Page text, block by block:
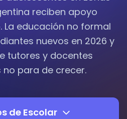
reciben apoyo
La educación no formal
nuevos en 2026 y
tutores y docentes
para de crecer.
de Escolar